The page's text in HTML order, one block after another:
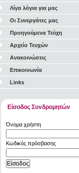
Λίγα λόγια για μας
Οι Συνεργάτες μας
Προηγούμενα Τεύχη
Αρχείο Τευχών
Ανακοινώσεις
Επικοινωνία
Links
Είσοδος Συνδρομητών
Όνομα χρήστη
Κωδικός πρόσβασης